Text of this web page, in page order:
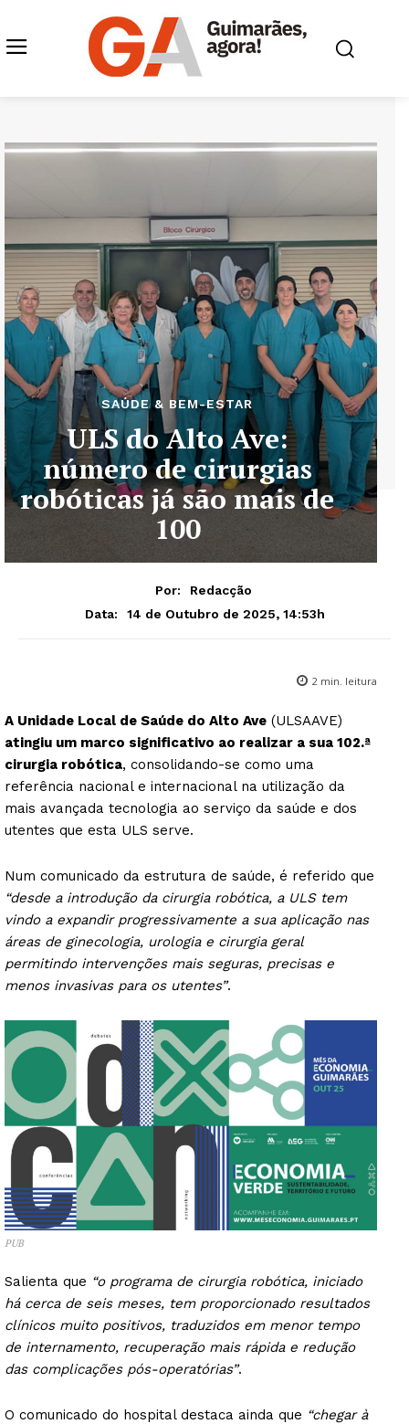
SAÚDE & BEM-ESTAR
ULS do Alto Ave:
número de cirurgias
robóticas já são mais de
100
Por:
Redacção
Data:
14 de Outubro de 2025, 14:53h
2 min. leitura
A Unidade Local de Saúde do Alto Ave (ULSAAVE)
atingiu um marco significativo ao realizar a sua 102.ª
cirurgia robótica, consolidando-se como uma
referência nacional e internacional na utilização da
mais avançada tecnologia ao serviço da saúde e dos
utentes que esta ULS serve.
Num comunicado da estrutura de saúde, é referido que
“desde a introdução da cirurgia robótica, a ULS tem
vindo a expandir progressivamente a sua aplicação nas
áreas de ginecologia, urologia e cirurgia geral
permitindo intervenções mais seguras, precisas e
menos invasivas para os utentes”.
PUB
Salienta que “o programa de cirurgia robótica, iniciado
há cerca de seis meses, tem proporcionado resultados
clínicos muito positivos, traduzidos em menor tempo
de internamento, recuperação mais rápida e redução
das complicações pós-operatórias”.
O comunicado do hospital destaca ainda que “chegar à